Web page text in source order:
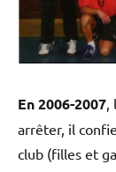
En 2006-2007,
arrêter, il
club (filles et